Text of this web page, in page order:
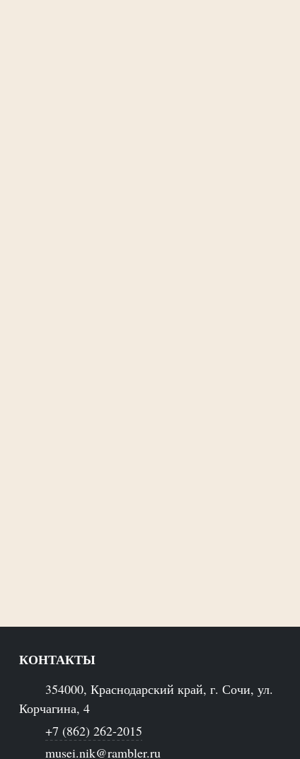
КОНТАКТЫ
354000, Краснодарский край, г. Сочи, ул.
Корчагина, 4
+7 (862) 262-2015
musei.nik@rambler.ru